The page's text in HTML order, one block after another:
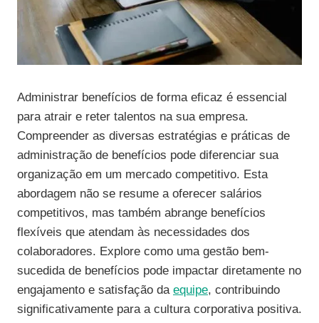
Administrar benefícios de forma eficaz é essencial
para atrair e reter talentos na sua empresa.
Compreender as diversas estratégias e práticas de
administração de benefícios pode diferenciar sua
organização em um mercado competitivo. Esta
abordagem não se resume a oferecer salários
competitivos, mas também abrange benefícios
flexíveis que atendam às necessidades dos
colaboradores. Explore como uma gestão bem-
sucedida de benefícios pode impactar diretamente no
engajamento e satisfação da equipe, contribuindo
significativamente para a cultura corporativa positiva.